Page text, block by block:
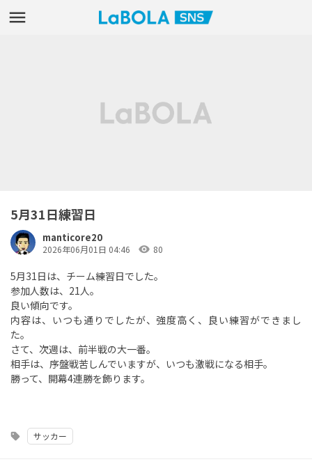
5月31日練習日
manticore20
2026年06月01日 04:46 visibility 80
5月31日は、チーム練習日でした。
参加人数は、21人。
良い傾向です。
内容は、いつも通りでしたが、強度高く、良い練習ができまし
た。
さて、次週は、前半戦の大一番。
相手は、序盤戦苦しんでいますが、いつも激戦になる相手。
勝って、開幕4連勝を飾ります。
sell サッカー